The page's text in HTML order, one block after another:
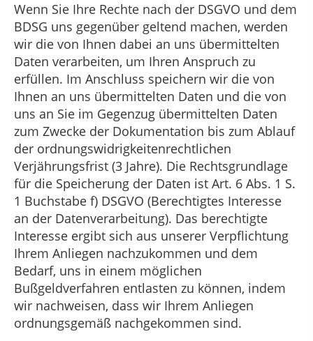
Wenn Sie Ihre Rechte nach der DSGVO und dem
BDSG uns gegenüber geltend machen, werden
wir die von Ihnen dabei an uns übermittelten
Daten verarbeiten, um Ihren Anspruch zu
erfüllen. Im Anschluss speichern wir die von
Ihnen an uns übermittelten Daten und die von
uns an Sie im Gegenzug übermittelten Daten
zum Zwecke der Dokumentation bis zum Ablauf
der ordnungswidrigkeitenrechtlichen
Verjährungsfrist (3 Jahre). Die Rechtsgrundlage
für die Speicherung der Daten ist Art. 6 Abs. 1 S.
1 Buchstabe f) DSGVO (Berechtigtes Interesse
an der Datenverarbeitung). Das berechtigte
Interesse ergibt sich aus unserer Verpflichtung
Ihrem Anliegen nachzukommen und dem
Bedarf, uns in einem möglichen
Bußgeldverfahren entlasten zu können, indem
wir nachweisen, dass wir Ihrem Anliegen
ordnungsgemäß nachgekommen sind.